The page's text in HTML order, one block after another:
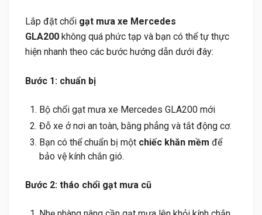
Lắp đặt chổi gạt mưa xe Mercedes
GLA200 không quá phức tạp và bạn có thể tự thực
hiện nhanh theo các bước hướng dẫn dưới đây:
Bước 1: chuẩn bị
Bộ chổi gạt mưa xe Mercedes GLA200 mới
Đỗ xe ở nơi an toàn, bằng phẳng và tắt động cơ.
Bạn có thể chuẩn bị một chiếc khăn mềm để
bảo vệ kính chắn gió.
Bước 2: tháo chổi gạt mưa cũ